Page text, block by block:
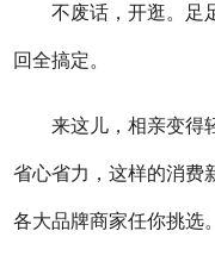
不废话，开逛。足足
回全搞定。
来这儿，相亲变得轻
省心省力，这样的消费
各大品牌商家任你挑选。